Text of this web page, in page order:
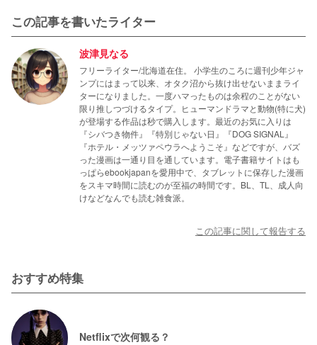
この記事を書いたライター
波津見なる
フリーライター/北海道在住。 小学生のころに週刊少年ジャ
ンプにはまって以来、オタク沼から抜け出せないままライ
ターになりました。一度ハマったものは余程のことがない
限り推しつづけるタイプ。ヒューマンドラマと動物(特に犬)
が登場する作品は秒で購入します。最近のお気に入りは
『シバつき物件』『特別じゃない日』『DOG SIGNAL』
『ホテル・メッツァペウラへようこそ』などですが、バズ
った漫画は一通り目を通しています。電子書籍サイトはも
っぱらebookjapanを愛用中で、タブレットに保存した漫画
をスキマ時間に読むのが至福の時間です。BL、TL、成人向
けなどなんでも読む雑食派。
この記事に関して報告する
おすすめ特集
Netflixで次何観る？